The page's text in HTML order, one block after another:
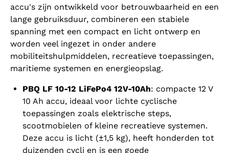
accu's zijn ontwikkeld voor betrouwbaarheid en een
lange gebruiksduur, combineren een stabiele
spanning met een compact en licht ontwerp en
worden veel ingezet in onder andere
mobiliteitshulpmiddelen, recreatieve toepassingen,
maritieme systemen en energieopslag.
PBQ LF 10-12 LiFePo4 12V-10Ah: compacte 12 V
10 Ah accu, ideaal voor lichte cyclische
toepassingen zoals elektrische steps,
scootmobielen of kleine recreatieve systemen.
Deze accu is licht (±1,5 kg), heeft honderden tot
duizenden cycli en is een goede